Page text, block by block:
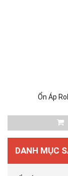
Ổn Áp
DANH MỤC